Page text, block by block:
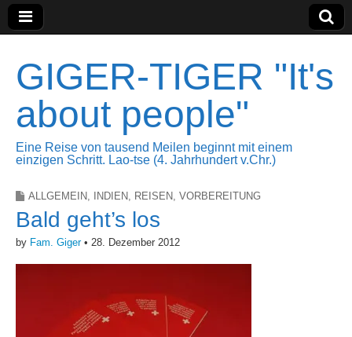
GIGER-TIGER "It's
about people"
Eine Reise von tausend Meilen beginnt mit einem
einzigen Schritt. Lao-tse (4. Jahrhundert v.Chr.)
ALLGEMEIN, INDIEN, REISEN, VORBEREITUNG
Bald geht’s los
by Fam. Giger• 28. Dezember 2012